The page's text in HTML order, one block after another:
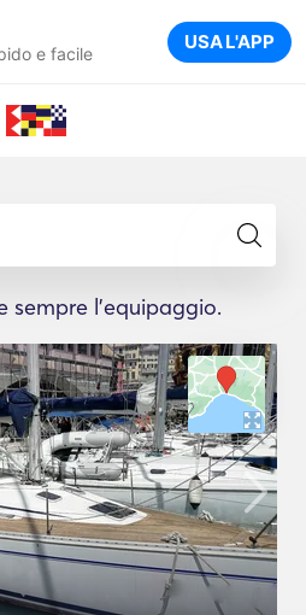
e facile USA L'APP
sempre l'equipaggio.